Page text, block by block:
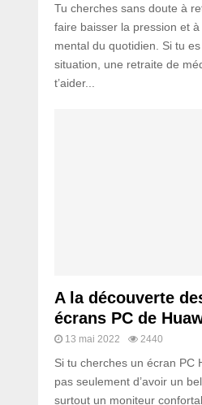
Tu cherches sans doute à
faire baisser la pression et
mental du quotidien. Si tu
situation, une retraite de
t’aider...
A la découverte
écrans PC de
13 mai 2022 2440
Si tu cherches un écran PC
pas seulement d’avoir un
surtout un moniteur